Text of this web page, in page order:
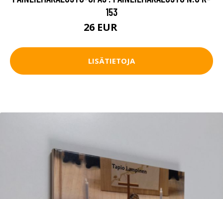
153
26 EUR
LISÄTIETOJA